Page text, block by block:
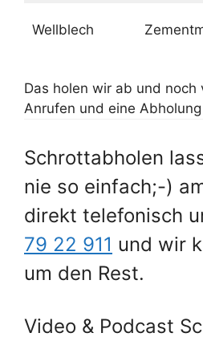
Wellblech
Das holen wir ab und noch
Anrufen und eine
Schrottabholen
nie so einfach;-)
direkt telefonisch
79 22 911 und wir
um den Rest.
Video & Podcast